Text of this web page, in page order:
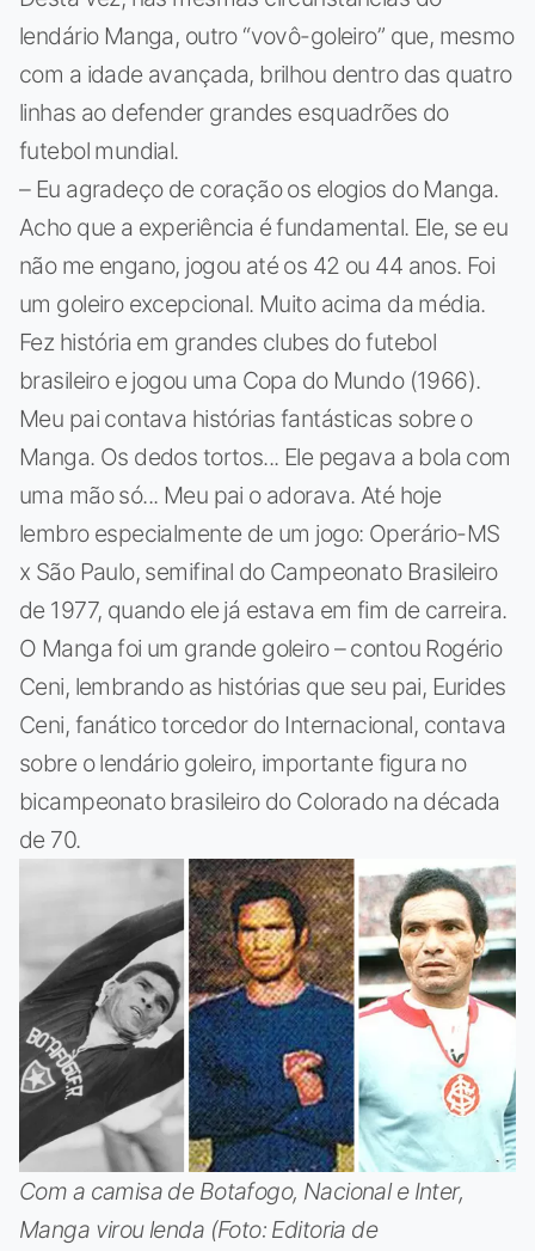
lendário Manga, outro “vovô-goleiro” que, mesmo
com a idade avançada, brilhou dentro das quatro
linhas ao defender grandes esquadrões do
futebol mundial.
– Eu agradeço de coração os elogios do Manga.
Acho que a experiência é fundamental. Ele, se eu
não me engano, jogou até os 42 ou 44 anos. Foi
um goleiro excepcional. Muito acima da média.
Fez história em grandes clubes do futebol
brasileiro e jogou uma Copa do Mundo (1966).
Meu pai contava histórias fantásticas sobre o
Manga. Os dedos tortos... Ele pegava a bola com
uma mão só... Meu pai o adorava. Até hoje
lembro especialmente de um jogo: Operário-MS
x São Paulo, semifinal do Campeonato Brasileiro
de 1977, quando ele já estava em fim de carreira.
O Manga foi um grande goleiro – contou Rogério
Ceni, lembrando as histórias que seu pai, Eurides
Ceni, fanático torcedor do Internacional, contava
sobre o lendário goleiro, importante figura no
bicampeonato brasileiro do Colorado na década
de 70.
Com a camisa de Botafogo, Nacional e Inter,
Manga virou lenda (Foto: Editoria de